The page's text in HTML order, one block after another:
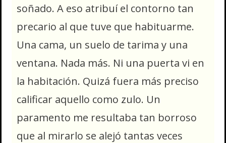
soñado. A eso atribuí el contorno tan
precario al que tuve que habituarme.
Una cama, un suelo de tarima y una
ventana. Nada más. Ni una puerta vi en
la habitación. Quizá fuera más preciso
calificar aquello como zulo. Un
paramento me resultaba tan borroso
que al mirarlo se alejó tantas veces